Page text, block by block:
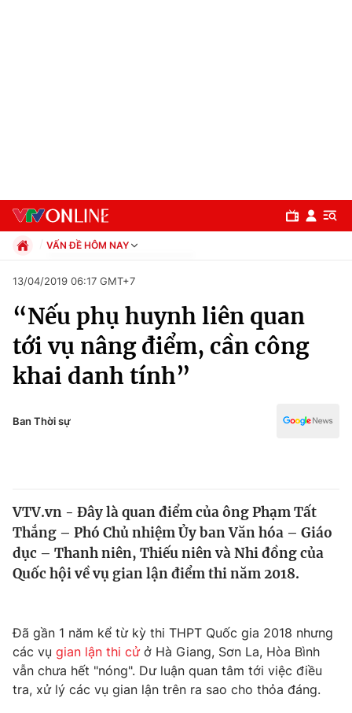
Chuyên mục
Chính trị
Thế giới
Tin tức
Câu chuyện quốc tế
Kinh tế
Thị trường
Góc doanh nghiệp
Dữ liệu và đời sống
Truyền hình
VẤN ĐỀ HÔM NAY
Xã hội
Pháp luật
Kinh tế
Thể thao
Truyền hình
Đời sống
13/04/2019 06:17 GMT+7
“Nếu phụ huynh liên quan
tới vụ nâng điểm, cần công
khai danh tính”
Ban Thời sự
VTV.vn - Đây là quan điểm của ông Phạm Tất
Thắng – Phó Chủ nhiệm Ủy ban Văn hóa – Giáo
dục – Thanh niên, Thiếu niên và Nhi đồng của
Quốc hội về vụ gian lận điểm thi năm 2018.
Đã gần 1 năm kể từ kỳ thi THPT Quốc gia 2018 nhưng
các vụ gian lận thi cửở Hà Giang, Sơn La, Hòa Bình
vẫn chưa hết "nóng". Dư luận quan tâm tới việc điều
tra, xử lý các vụ gian lận trên ra sao cho thỏa đáng.